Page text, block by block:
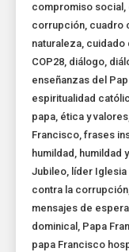
compromiso social ,
corrupción, cuadro
naturaleza, cuidado
COP28, diálogo,
enseñanzas del
espiritualidad
papa, ética y valores
Francisco,frases
humildad , humildad
Jubileo, líder
contra la corrupción
mensajes de
dominical , Papa
papa Francisco